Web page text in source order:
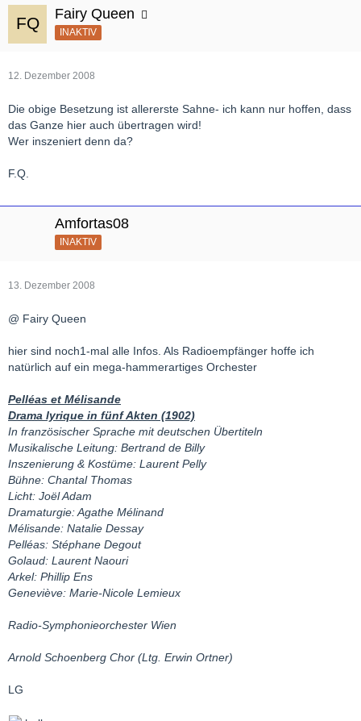
Fairy Queen
INAKTIV
12. Dezember 2008
Die obige Besetzung ist allererste Sahne- ich kann nur hoffen, dass
das Ganze hier auch übertragen wird!
Wer inszeniert denn da?
F.Q.
Amfortas08
INAKTIV
13. Dezember 2008
@ Fairy Queen
hier sind noch1-mal alle Infos. Als Radioempfänger hoffe ich
natürlich auf ein mega-hammerartiges Orchester
Pelléas et Mélisande
Drama lyrique in fünf Akten (1902)
In französischer Sprache mit deutschen Übertiteln
Musikalische Leitung: Bertrand de Billy
Inszenierung & Kostüme: Laurent Pelly
Bühne: Chantal Thomas
Licht: Joël Adam
Dramaturgie: Agathe Mélinand
Mélisande: Natalie Dessay
Pelléas: Stéphane Degout
Golaud: Laurent Naouri
Arkel: Phillip Ens
Geneviève: Marie-Nicole Lemieux
Radio-Symphonieorchester Wien
Arnold Schoenberg Chor (Ltg. Erwin Ortner)
LG